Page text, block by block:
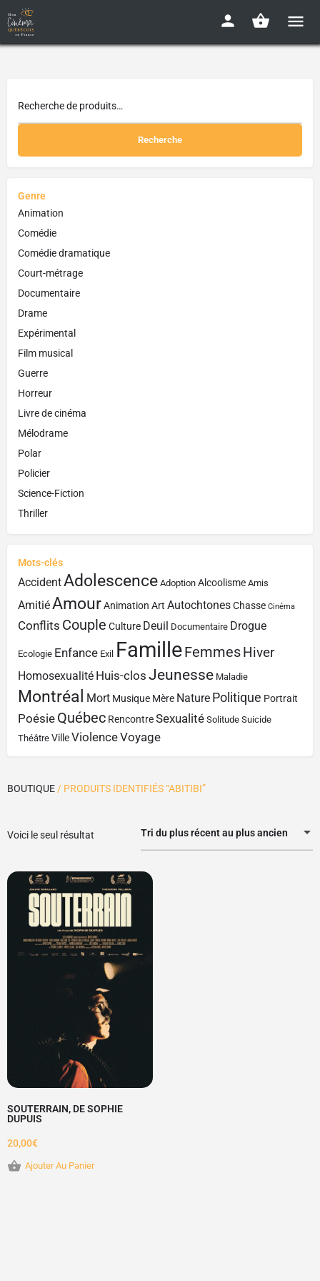
Recherche
Genre
Animation
Comédie
Comédie dramatique
Court-métrage
Documentaire
Drame
Expérimental
Film musical
Guerre
Horreur
Livre de cinéma
Mélodrame
Polar
Policier
Science-Fiction
Thriller
Mots-clés
AccidentAdolescence Adoption Alcoolisme Amis
AmitiéAmourAnimation Art AutochtonesChasse Cinéma
Conflits Couple Culture Deuil Documentaire Drogue
Ecologie Enfance Exil FamilleFemmesHiver
Homosexualité Huis-clos Jeunesse Maladie
Montréal Mort Musique Mère Nature Politique Portrait
Poésie Québec RencontreSexualité Solitude Suicide
Théâtre VilleViolenceVoyage
BOUTIQUE / PRODUITS IDENTIFIÉS “ABITIBI”
Voici le seul résultat Tri du plus récent au plus ancien
SOUTERRAIN, DE SOPHIE
DUPUIS
20,00€
Ajouter Au Panier